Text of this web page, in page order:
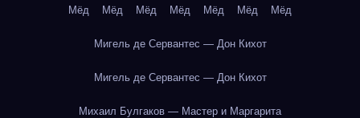
Мёд Мёд Мёд Мёд Мёд Мёд Мёд
Мигель де Сервантес — Дон Кихот
Мигель де Сервантес — Дон Кихот
Михаил Булгаков — Мастер и Маргарита